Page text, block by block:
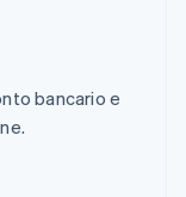
bancario e